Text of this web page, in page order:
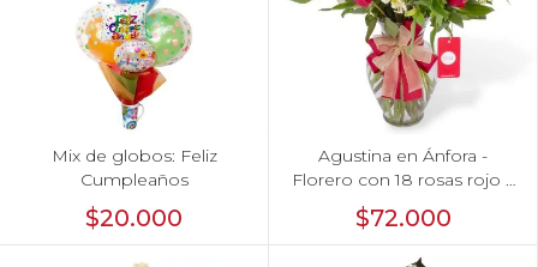
Mix de globos: Feliz
Cumpleaños
$20.000
Agustina en Ánfora -
Florero con 18 rosas rojo y
astromelias
$72.000